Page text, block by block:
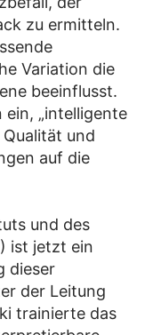
zu ermitteln.
Variation die
beeinflusst.
„intelligente
und
auf die
und des
ist jetzt ein
dieser
der Leitung
trainierte das